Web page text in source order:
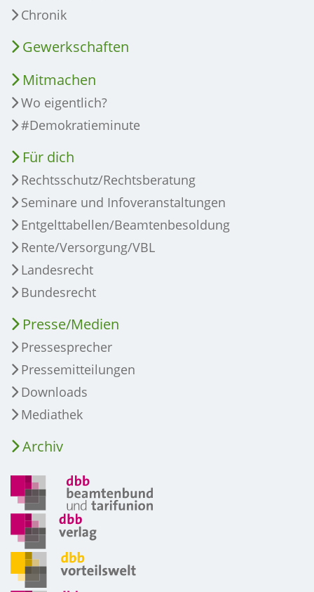
Chronik
Gewerkschaften
Mitmachen
Wo eigentlich?
#Demokratieminute
Für dich
Rechtsschutz/Rechtsberatung
Seminare und Infoveranstaltungen
Entgelttabellen/Beamtenbesoldung
Rente/Versorgung/VBL
Landesrecht
Bundesrecht
Presse/Medien
Pressesprecher
Pressemitteilungen
Downloads
Mediathek
Archiv